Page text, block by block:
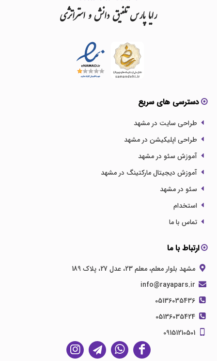
رایاپارستلفیقدانشواستراتژی
دسترسی های سریع
طراحی سایت در مشهد
طراحی اپلیکیشن در مشهد
آموزش سئو در مشهد
آموزش دیجیتال مارکتینگ در مشهد
سئو در مشهد
استخدام
تماس با ما
ارتباط با ما
مشهد بلوار معلم، معلم 23، عدل 27، پلاک 189
05136035436
05136035424
09151210501